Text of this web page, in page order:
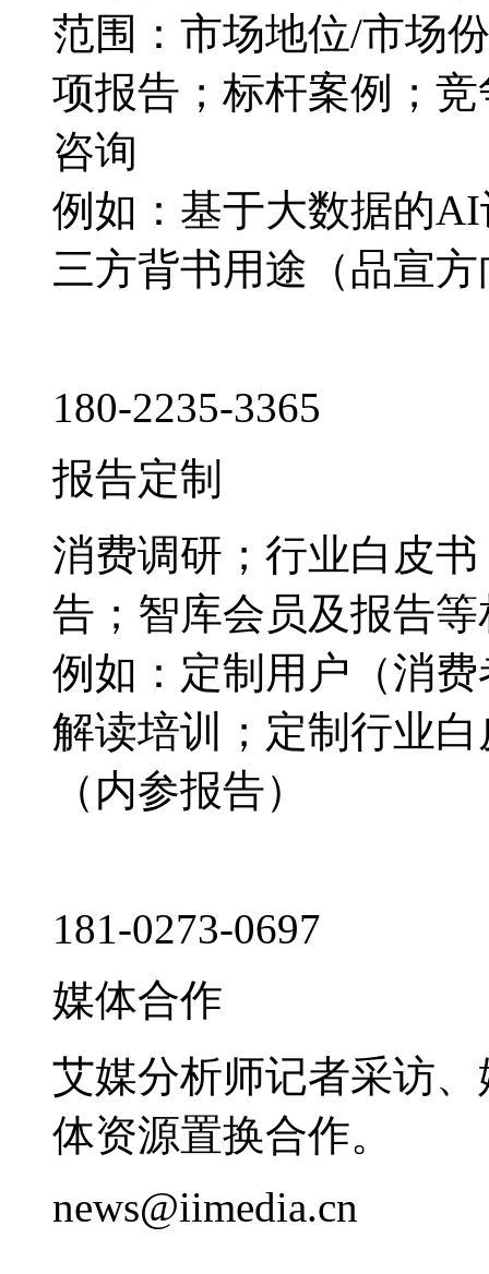
范围：市场地位/市场
项报告；标杆案例；
咨询
例如：基于大数据的
三方背书用途（品宣
180-2235-3365
报告定制
消费调研；行业白皮
告；智库会员及报告
例如：定制用户（消
解读培训；定制行业
（内参报告）
181-0273-0697
媒体合作
艾媒分析师记者采访
体资源置换合作。
news@iimedia.cn